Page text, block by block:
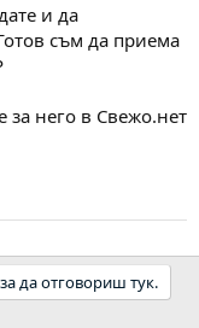
и да
съм да приема
за него в Свежо.нет
да отговориш тук.